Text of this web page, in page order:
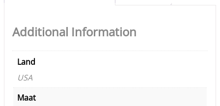
Additional Information
Land
USA
Maat